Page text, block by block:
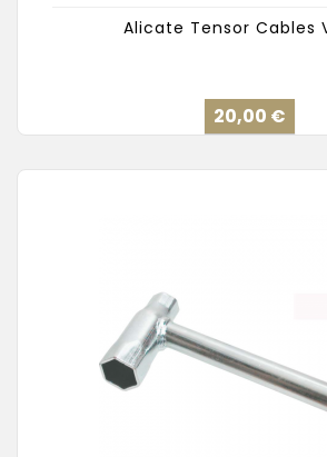
Alicate Tensor Cables
20,00 €